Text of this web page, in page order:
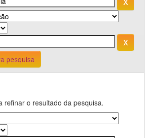
pesquisa
refinar o resultado da pesquisa.